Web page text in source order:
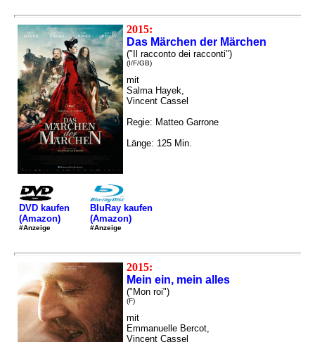
2015:
Das Märchen der Märchen
("Il racconto dei racconti")
(I/F/GB)
mit
Salma Hayek,
Vincent Cassel
Regie: Matteo Garrone
Länge: 125 Min.
DVD kaufen
(Amazon)
#Anzeige
BluRay kaufen
(Amazon)
#Anzeige
2015:
Mein ein, mein alles
("Mon roi")
(F)
mit
Emmanuelle Bercot,
Vincent Cassel